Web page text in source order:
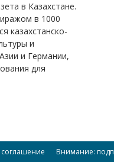
в Казахстане.
в 1000
казахстанско-
и
и Германии,
для
соглашение Внимание: